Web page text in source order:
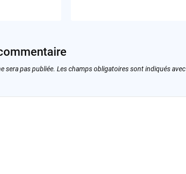
sera pas publiée. Les champs obligatoires sont indiqués avec